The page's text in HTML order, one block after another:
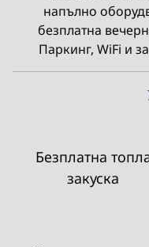
напълно
безплатна
Паркинг, WiFi и
Безплатна
закуска